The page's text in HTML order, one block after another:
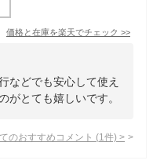
価格と在庫を楽天でチェック >>
などでも安心して使え
がとても嬉しいです。
のおすすめコメント (1 件) >